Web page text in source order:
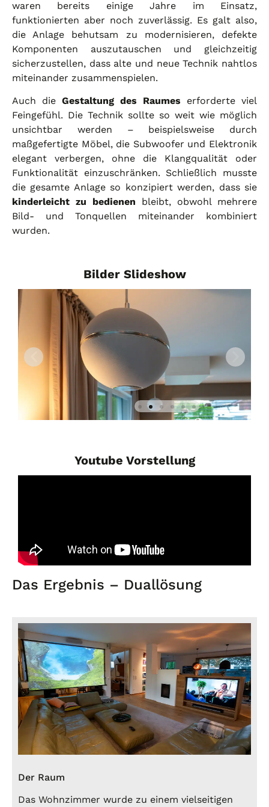
waren bereits einige Jahre im Einsatz,
funktionierten aber noch zuverlässig. Es galt also,
die Anlage behutsam zu modernisieren, defekte
Komponenten auszutauschen und gleichzeitig
sicherzustellen, dass alte und neue Technik nahtlos
miteinander zusammenspielen.
Auch die Gestaltung des Raumes erforderte viel
Feingefühl. Die Technik sollte so weit wie möglich
unsichtbar werden – beispielsweise durch
maßgefertigte Möbel, die Subwoofer und Elektronik
elegant verbergen, ohne die Klangqualität oder
Funktionalität einzuschränken. Schließlich musste
die gesamte Anlage so konzipiert werden, dass sie
kinderleicht zu bedienen bleibt, obwohl mehrere
Bild- und Tonquellen miteinander kombiniert
wurden.
Youtube Vorstellung
Bilder Slideshow
Das Ergebnis – Duallösung
Der Raum
Das Wohnzimmer wurde zu einem vielseitigen